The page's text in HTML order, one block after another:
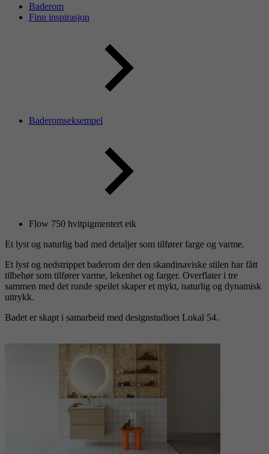
Baderom
Finn inspirasjon
Baderomseksempel
Flow 750 hvitpigmentert eik
Et lyst og naturlig bad med detaljer som tilfører farge og varme.
Et lyst og nedstrippet baderom der den skandinaviske stilen har fått
tilbehør som tilfører varme, lekenhet og farger. Overflater i tre
sammen med det runde speilet skaper et mykt, naturlig og dynamisk
uttrykk.
Badet er skapt i samarbeid med designstudioet Lokal 54.